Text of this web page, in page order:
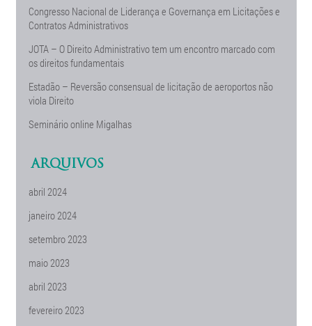
Congresso Nacional de Liderança e Governança em Licitações e
Contratos Administrativos
JOTA – O Direito Administrativo tem um encontro marcado com
os direitos fundamentais
Estadão – Reversão consensual de licitação de aeroportos não
viola Direito
Seminário online Migalhas
ARQUIVOS
abril 2024
janeiro 2024
setembro 2023
maio 2023
abril 2023
fevereiro 2023